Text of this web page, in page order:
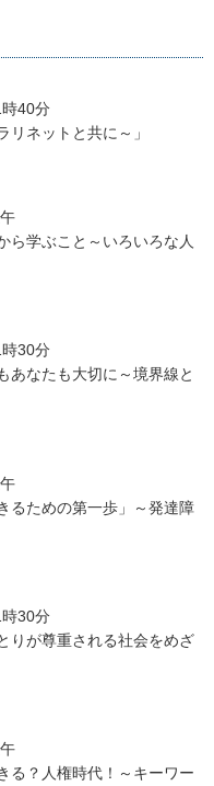
40分
ネットと共に～」
ら学ぶこと～いろいろな人
30分
あなたも大切に～境界線と
るための第一歩」～発達障
30分
りが尊重される社会をめざ
る？人権時代！～キーワー